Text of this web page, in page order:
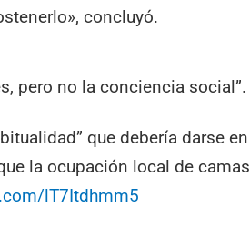
concluyó.
pero no la conciencia social”.
que debería darse en
la ocupación local de camas
lT7Itdhmm5